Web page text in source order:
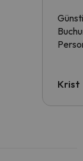
Krist